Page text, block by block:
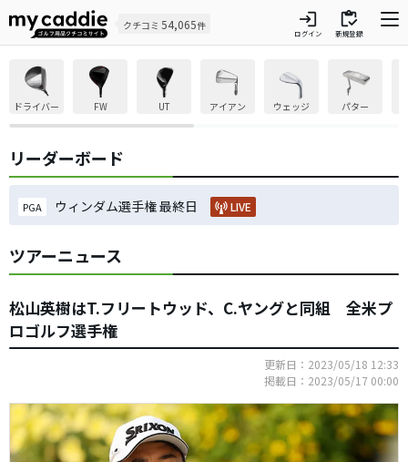
クチコミ 54,065件 login
ログイン
inventory
新規登録
ドライバー FW UT アイアン ウェッジ パター
リーダーボード
PGA ウィンダム選手権 最終日 LIVE
ツアーニュース
松山英樹はT.フリートウッド、C.ヤングと同組 全米プ
ロゴルフ選手権
更新日：2023/05/18 12:33
掲載日：2023/05/17 00:00